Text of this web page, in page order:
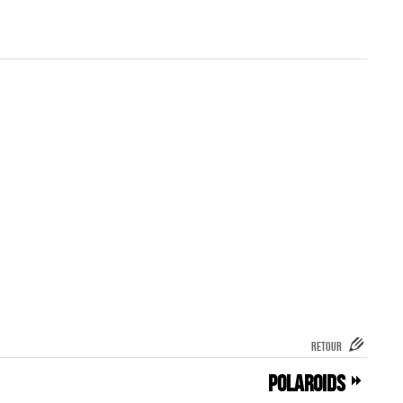
RETOUR
Polaroids